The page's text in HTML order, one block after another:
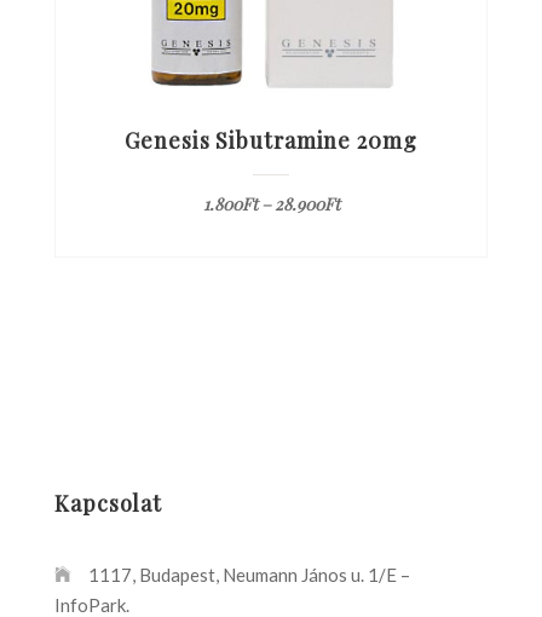
Genesis Sibutramine 20mg
1.800Ft–28.900Ft
Kapcsolat
1117, Budapest, Neumann János u. 1/E –
InfoPark.